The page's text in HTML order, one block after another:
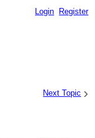
Login Register
Next Topic ›